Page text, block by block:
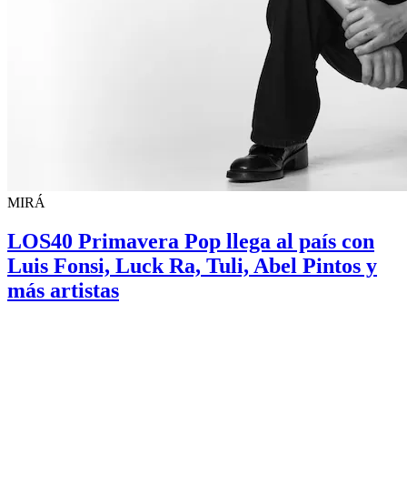
MIRÁ
LOS40 Primavera Pop llega al país con
Luis Fonsi, Luck Ra, Tuli, Abel Pintos y
más artistas